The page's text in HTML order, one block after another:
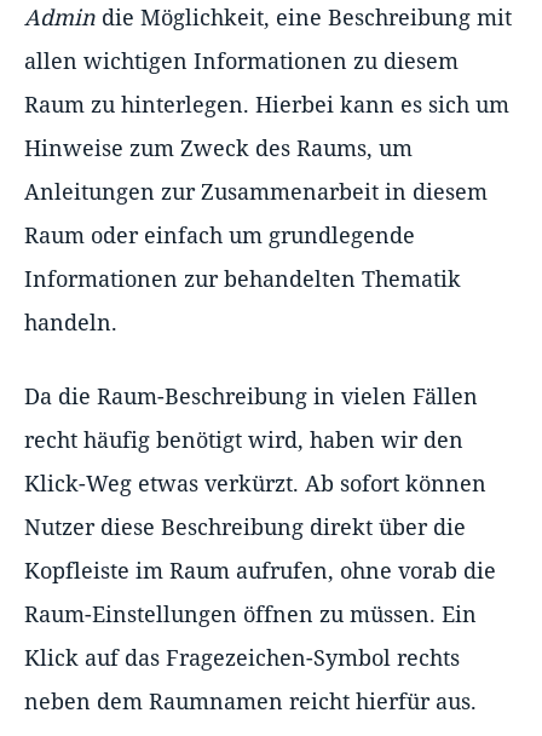
Admin die Möglichkeit, eine Beschreibung mit
allen wichtigen Informationen zu diesem
Raum zu hinterlegen. Hierbei kann es sich um
Hinweise zum Zweck des Raums, um
Anleitungen zur Zusammenarbeit in diesem
Raum oder einfach um grundlegende
Informationen zur behandelten Thematik
handeln.
Da die Raum-Beschreibung in vielen Fällen
recht häufig benötigt wird, haben wir den
Klick-Weg etwas verkürzt. Ab sofort können
Nutzer diese Beschreibung direkt über die
Kopfleiste im Raum aufrufen, ohne vorab die
Raum-Einstellungen öffnen zu müssen. Ein
Klick auf das Fragezeichen-Symbol rechts
neben dem Raumnamen reicht hierfür aus.